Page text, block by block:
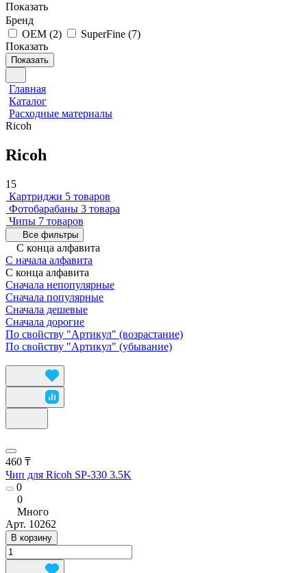
Показать
Бренд
OEM (2) SuperFine (7)
Показать
Показать
Главная
Каталог
Расходные материалы
Ricoh
Ricoh
15
Картриджи 5 товаров
Фотобарабаны 3 товара
Чипы 7 товаров
Все фильтры
С конца алфавита
С начала алфавита
С конца алфавита
Сначала непопулярные
Сначала популярные
Сначала дешевые
Сначала дорогие
По свойству "Артикул" (возрастание)
По свойству "Артикул" (убывание)
460 ₸
Чип для Ricoh SP-330 3.5K
0
0
Много
Арт. 10262
В корзину